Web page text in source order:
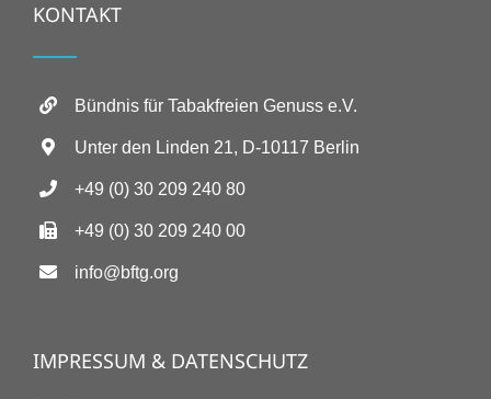
KONTAKT
Bündnis für Tabakfreien Genuss e.V.
Unter den Linden 21, D-10117 Berlin
+49 (0) 30 209 240 80
+49 (0) 30 209 240 00
info@bftg.org
IMPRESSUM & DATENSCHUTZ